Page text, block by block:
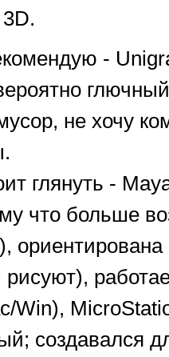
-
не хочу
глянуть -
что больше
рисуют),
Win),
создавался